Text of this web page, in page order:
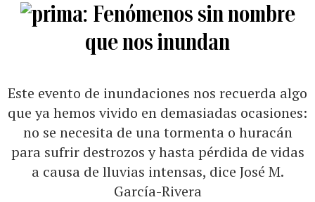
Fenómenos sin nombre
que nos inundan
Este evento de inundaciones nos recuerda algo
que ya hemos vivido en demasiadas ocasiones:
no se necesita de una tormenta o huracán
para sufrir destrozos y hasta pérdida de vidas
a causa de lluvias intensas, dice José M.
García-Rivera